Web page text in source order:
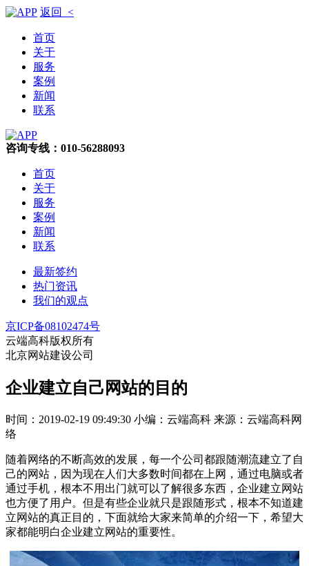
返回 <
首页
关于
服务
案例
新闻
联系
咨询专线：010-56288093
首页
关于
服务
案例
新闻
联系
最新签约
热门资讯
我们的观点
京ICP备08102474号
云端高科版权所有
北京网站建设公司
企业建立自己网站的目的
时间：2019-02-19 09:49:30 小编：云端高科 来源：云端高科网
络
随着网络的不断高效的发展，每一个公司都跟随潮流建立了自
己的网站，因为现在人们大多数时间都在上网，通过电脑或者
通过手机，根本不用出门就可以了解很多东西，企业建立网站
也方便了用户。但是有些企业就只是跟随形式，根本不知道建
立网站的真正目的，下面就给大家来简单的介绍一下，希望大
家都能明白企业建立网站的重要性。